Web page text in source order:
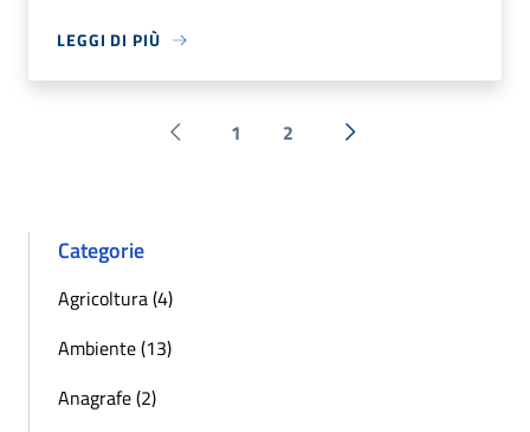
LEGGI DI PIÙ
Pagina precedente
1 2 Successiva »
Categorie
Agricoltura (4)
Ambiente (13)
Anagrafe (2)